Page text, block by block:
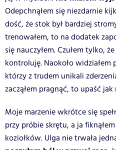
Odepchnąłem się niezdarnie
dość, że stok był bardziej
trenowałem, to na dodatek
się nauczyłem. Czułem tylko,
kontroluję. Naokoło widziałem
którzy z trudem unikali
zacząłem pragnąć, to upaść
Moje marzenie wkrótce się
przy próbie skrętu, a ja
koziołków. Ulga nie trwała